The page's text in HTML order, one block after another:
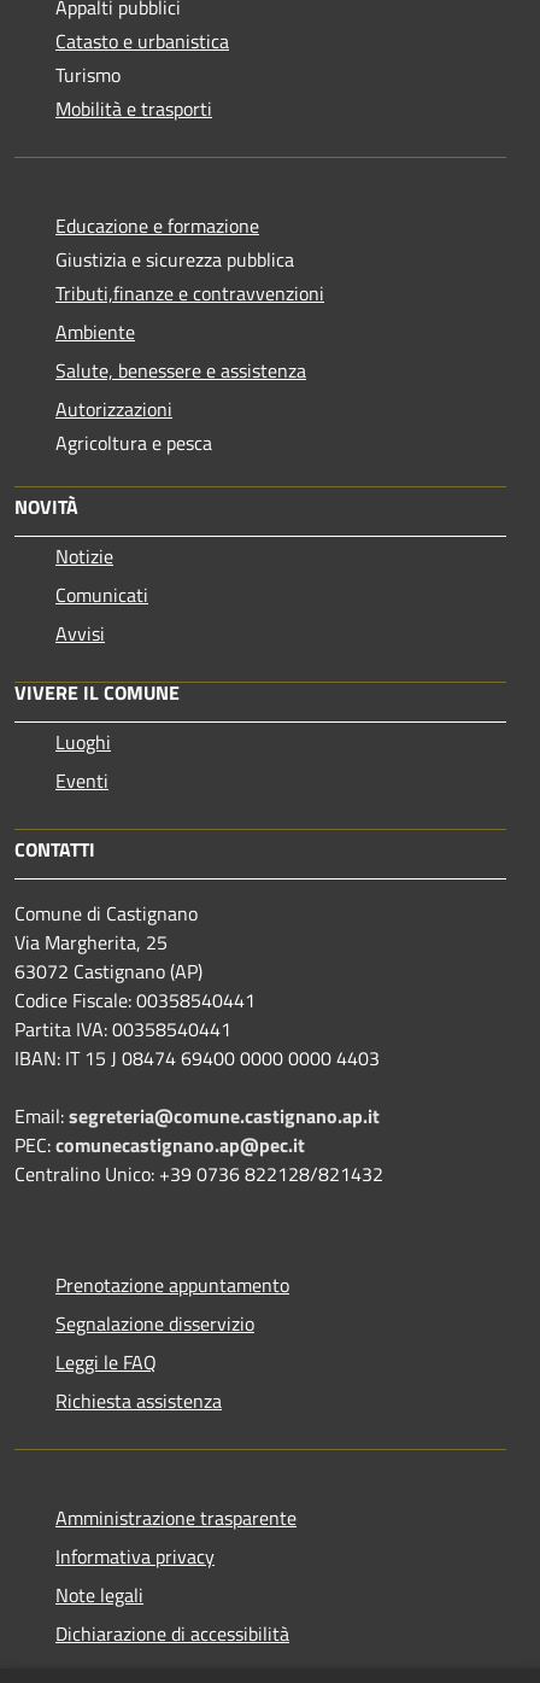
Appalti pubblici
Catasto e urbanistica
Turismo
Mobilità e trasporti
Educazione e formazione
Giustizia e sicurezza pubblica
Tributi,finanze e contravvenzioni
Ambiente
Salute, benessere e assistenza
Autorizzazioni
Agricoltura e pesca
NOVITÀ
Notizie
Comunicati
Avvisi
VIVERE IL COMUNE
Luoghi
Eventi
CONTATTI
Comune di Castignano
Via Margherita, 25
63072 Castignano (AP)
Codice Fiscale: 00358540441
Partita IVA: 00358540441
IBAN: IT 15 J 08474 69400 0000 0000 4403
Email:segreteria@comune.castignano.ap.it
PEC:comunecastignano.ap@pec.it
Centralino Unico: +39 0736 822128/821432
Prenotazione appuntamento
Segnalazione disservizio
Leggi le FAQ
Richiesta assistenza
Amministrazione trasparente
Informativa privacy
Note legali
Dichiarazione di accessibilità